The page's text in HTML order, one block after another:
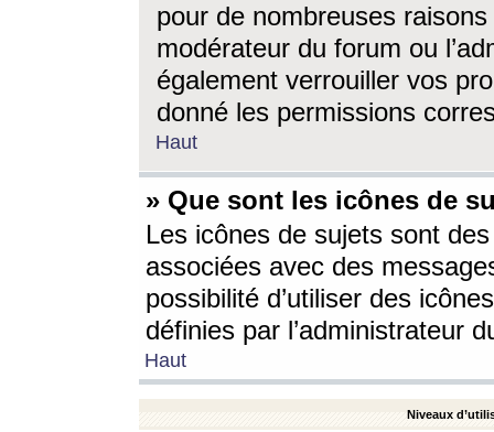
pour de nombreuses
modérateur du forum ou
également verrouiller vos
donné les permissions
Haut
» Que sont les icônes de
Les icônes de sujets sont
associées avec des
possibilité d’utiliser des
définies par l’administrateur
Haut
Niveaux